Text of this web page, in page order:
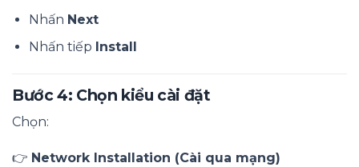
Nhấn Next
Nhấn tiếp Install
Bước 4: Chọn kiểu cài đặt
Chọn:
👉 Network Installation (Cài qua mạng)